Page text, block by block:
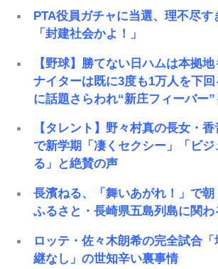
PTA役員ガチャに当選、理不尽す
「封建社会かよ！」
【野球】勝てない日ハムは本拠
ナイターは既に3度も1万人を下
に話題さらわれ“新庄フィーバー
【タレント】野々村真の長女・
で新学期「凄くセクシー」「ビ
る」と絶賛の声
長濱ねる、「舞いあがれ！」で朝
ふるさと・長崎県五島列島に関わ
ロッテ・佐々木朗希の完全試合
継なし」の世知辛い裏事情